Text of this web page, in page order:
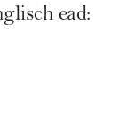
ead: